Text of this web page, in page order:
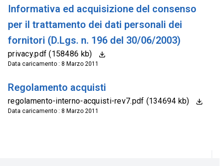
Informativa ed acquisizione del consenso
per il trattamento dei dati personali dei
fornitori (D.Lgs. n. 196 del 30/06/2003)
privacy.pdf (158486 kb)
Data caricamento : 8 Marzo 2011
Regolamento acquisti
regolamento-interno-acquisti-rev7.pdf (134694 kb)
Data caricamento : 8 Marzo 2011